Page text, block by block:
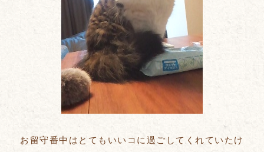
お留守番中はとてもいいコに過ごしてくれていたけ